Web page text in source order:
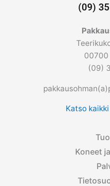
(09)
00700
(09)
Katso
Koneet